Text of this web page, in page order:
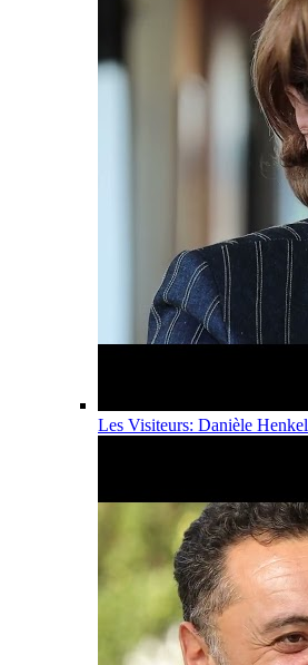
Les Visiteurs: Danièle Henkel